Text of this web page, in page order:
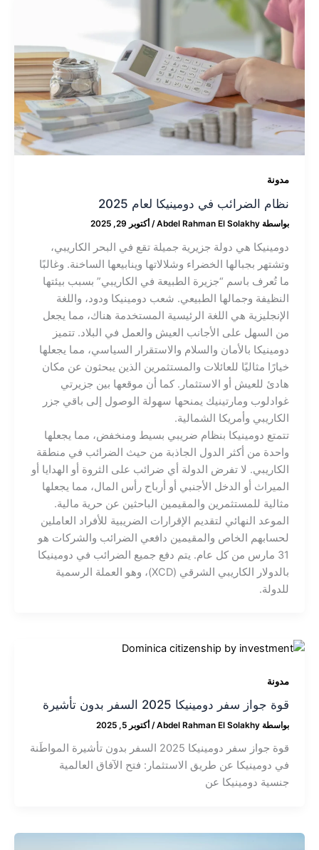
مدونة
نظام الضرائب في دومينيكا لعام 2025
بواسطة Abdel Rahman El Solakhy
/ أكتوبر 29, 2025
دومينيكا هي دولة جزيرية جميلة تقع في البحر الكاريبي،
وتشتهر بجبالها الخضراء وشلالاتها وينابيعها الساخنة. وغالبًا
ما تُعرف باسم “جزيرة الطبيعة في الكاريبي” بسبب بيئتها
النظيفة وجمالها الطبيعي. شعب دومينيكا ودود، واللغة
الإنجليزية هي اللغة الرئيسية المستخدمة هناك، مما يجعل
من السهل على الأجانب العيش والعمل في البلاد. تتميز
دومينيكا بالأمان والسلام والاستقرار السياسي، مما يجعلها
خيارًا مثاليًا للعائلات والمستثمرين الذين يبحثون عن مكان
هادئ للعيش أو الاستثمار. كما أن موقعها بين جزيرتي
غوادلوب ومارتينيك يمنحها سهولة الوصول إلى باقي جزر
الكاريبي وأمريكا الشمالية.
تتمتع دومينيكا بنظام ضريبي بسيط ومنخفض، مما يجعلها
واحدة من أكثر الدول الجاذبة من حيث الضرائب في منطقة
الكاريبي. لا تفرض الدولة أي ضرائب على الثروة أو الهدايا أو
الميراث أو الدخل الأجنبي أو أرباح رأس المال، مما يجعلها
مثالية للمستثمرين والمقيمين الباحثين عن حرية مالية.
الموعد النهائي لتقديم الإقرارات الضريبية للأفراد العاملين
لحسابهم الخاص والمقيمين دافعي الضرائب والشركات هو
31 مارس من كل عام. يتم دفع جميع الضرائب في دومينيكا
بالدولار الكاريبي الشرقي (XCD)، وهو العملة الرسمية
للدولة.
مدونة
قوة جواز سفر دومينيكا 2025 السفر بدون تأشيرة
بواسطة Abdel Rahman El Solakhy
/ أكتوبر 5, 2025
قوة جواز سفر دومينيكا 2025 السفر بدون تأشيرة المواطَنة
في دومينيكا عن طريق الاستثمار: فتح الآفاق العالمية
جنسية دومينيكا عن